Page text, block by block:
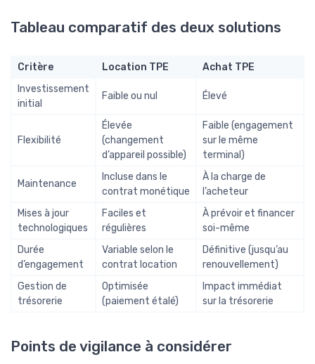
Tableau comparatif des deux solutions
Critère Location TPE
Achat TPE
Investissement
initial
Faible ou nul Élevé
Flexibilité
Élevée
(changement
d’appareil possible)
Faible (engagement
sur le même
terminal)
Maintenance
Incluse dans le
contrat monétique
À la charge de
l’acheteur
Mises à jour
technologiques
Faciles et
régulières
À prévoir et financer
soi-même
Durée
d’engagement
Variable selon le
contrat location
Définitive (jusqu’au
renouvellement)
Gestion de
trésorerie
Optimisée
(paiement étalé)
Impact immédiat
sur la trésorerie
Points de vigilance à considérer